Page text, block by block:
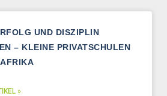
UND DISZIPLIN
– KLEINE PRIVATSCHULEN
»